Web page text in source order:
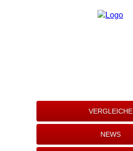
VERGLEICHE
NEWS